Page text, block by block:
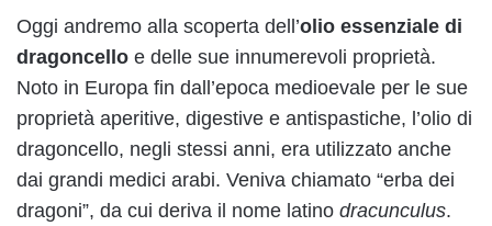
Oggi andremo alla scoperta dell’olio essenziale di
dragoncello e delle sue innumerevoli proprietà.
Noto in Europa fin dall’epoca medioevale per le sue
proprietà aperitive, digestive e antispastiche, l’olio di
dragoncello, negli stessi anni, era utilizzato anche
dai grandi medici arabi. Veniva chiamato “erba dei
dragoni”, da cui deriva il nome latino dracunculus.